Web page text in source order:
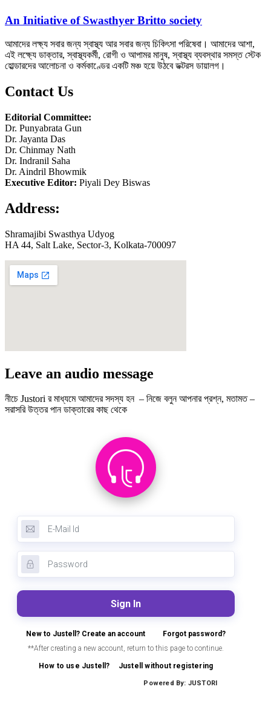
An Initiative of Swasthyer Britto society
আমাদের লক্ষ্য সবার জন্য স্বাস্থ্য আর সবার জন্য চিকিৎসা পরিষেবা। আমাদের আশা,
এই লক্ষ্যে ডাক্তার, স্বাস্থ্যকর্মী, রোগী ও আপামর মানুষ, স্বাস্থ্য ব্যবস্থার সমস্ত স্টেক
হোল্ডারদের আলোচনা ও কর্মকাণ্ডের একটি মঞ্চ হয়ে উঠবে ডক্টরস ডায়ালগ।
Contact Us
Editorial Committee:
Dr. Punyabrata Gun
Dr. Jayanta Das
Dr. Chinmay Nath
Dr. Indranil Saha
Dr. Aindril Bhowmik
Executive Editor: Piyali Dey Biswas
Address:
Shramajibi Swasthya Udyog
HA 44, Salt Lake, Sector-3, Kolkata-700097
Leave an audio message
নীচে Justori র মাধ্যমে আমাদের সদস্য হন – নিজে বলুন আপনার প্রশ্ন, মতামত –
সরাসরি উত্তর পান ডাক্তারের কাছ থেকে